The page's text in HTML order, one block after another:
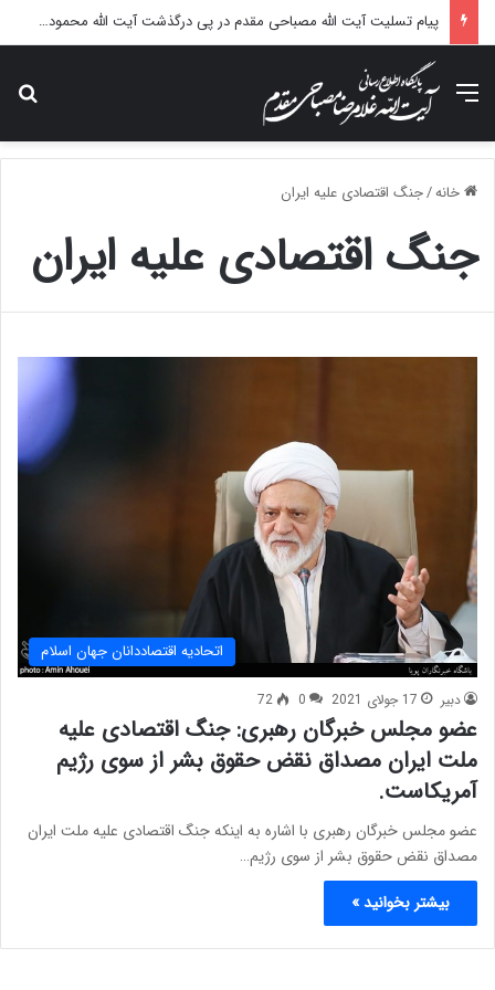
پیام تسلیت آیت الله مصباحی مقدم در پی درگذشت آیت الله محمودی گلپایگانی
منو
خانه/جنگ اقتصادی علیه ایران
جنگ اقتصادی علیه ایران
اتحادیه اقتصاددانان جهان اسلام
دبیر 17 جولای 2021 0
72
عضو مجلس خبرگان رهبری: جنگ اقتصادی علیه
ملت ایران مصداق نقض حقوق بشر از سوی رژیم
آمریکاست.
عضو مجلس خبرگان رهبری با اشاره به اینکه جنگ اقتصادی علیه ملت ایران
مصداق نقض حقوق بشر از سوی رژیم…
بیشتر بخوانید »